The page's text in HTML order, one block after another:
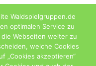
Waldspielgruppen.de
optimalen Service zu
Webseiten weiter zu
welche Cookies
„Cookies akzeptieren“